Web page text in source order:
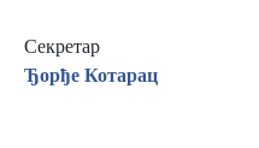
Секретар
Ђорђе Котарац